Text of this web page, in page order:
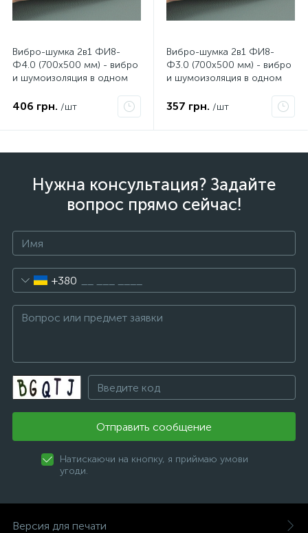
Вибро-шумка 2в1 ФИ8-
Ф4.0 (700х500 мм) - вибро
и шумоизоляция в одном
406 грн. /шт
Вибро-шумка 2в1 ФИ8-
Ф3.0 (700х500 мм) - вибро
и шумоизоляция в одном
357 грн. /шт
Нужна консультация? Задайте
вопрос прямо сейчас!
+380
Отправить сообщение
Натискаючи на кнопку, я приймаю умови
угоди.
Версия для печати